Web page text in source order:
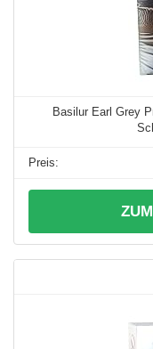
Basilur Earl Grey